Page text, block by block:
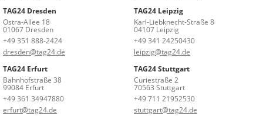
TAG24 Dresden
Ostra-Allee 18
01067 Dresden
+49 351 888-2424
dresden@tag24.de
TAG24 Leipzig
Karl-Liebknecht-Straße 8
04107 Leipzig
+49 341 24250430
leipzig@tag24.de
TAG24 Erfurt
Bahnhofstraße 38
99084 Erfurt
+49 361 34947880
erfurt@tag24.de
TAG24 Stuttgart
Curiestraße 2
70563 Stuttgart
+49 711 21952530
stuttgart@tag24.de